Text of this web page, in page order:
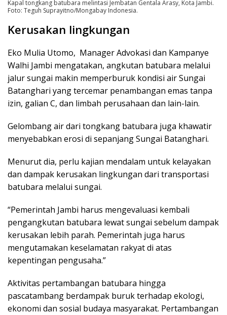
Kapal tongkang batubara melintasi Jembatan Gentala Arasy, Kota Jambi.
Foto: Teguh Suprayitno/Mongabay Indonesia.
Kerusakan lingkungan
Eko Mulia Utomo, Manager Advokasi dan Kampanye
Walhi Jambi mengatakan, angkutan batubara melalui
jalur sungai makin memperburuk kondisi air Sungai
Batanghari yang tercemar penambangan emas tanpa
izin, galian C, dan limbah perusahaan dan lain-lain.
Gelombang air dari tongkang batubara juga khawatir
menyebabkan erosi di sepanjang Sungai Batanghari.
Menurut dia, perlu kajian mendalam untuk kelayakan
dan dampak kerusakan lingkungan dari transportasi
batubara melalui sungai.
“Pemerintah Jambi harus mengevaluasi kembali
pengangkutan batubara lewat sungai sebelum dampak
kerusakan lebih parah. Pemerintah juga harus
mengutamakan keselamatan rakyat di atas
kepentingan pengusaha.”
Aktivitas pertambangan batubara hingga
pascatambang berdampak buruk terhadap ekologi,
ekonomi dan sosial budaya masyarakat. Pertambangan